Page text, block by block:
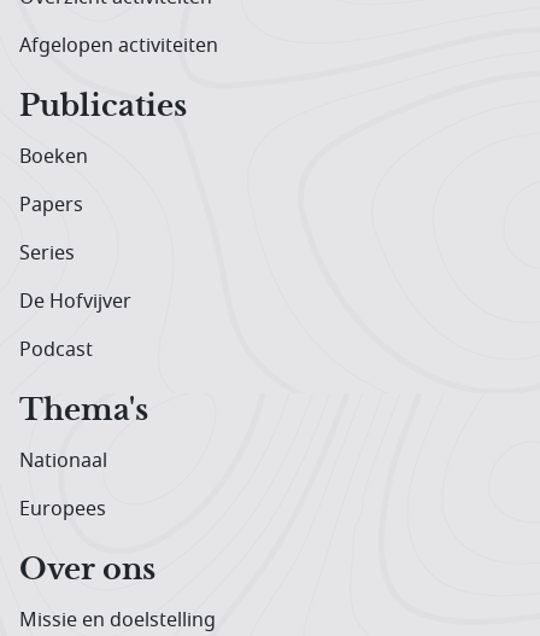
Afgelopen activiteiten
Publicaties
Boeken
Papers
Series
De Hofvijver
Podcast
Thema's
Nationaal
Europees
Over ons
Missie en doelstelling